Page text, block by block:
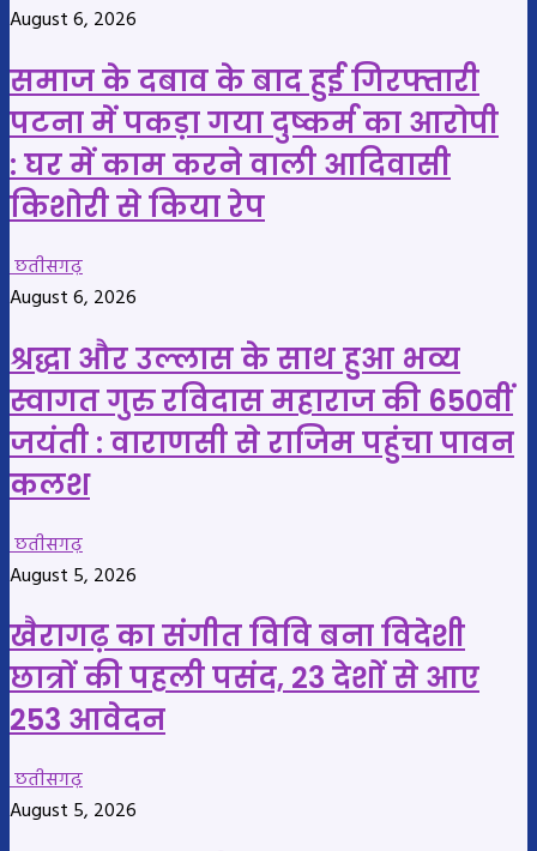
August 6, 2026
समाज के दबाव के बाद हुई गिरफ्तारी
पटना में पकड़ा गया दुष्कर्म का आरोपी
: घर में काम करने वाली आदिवासी
किशोरी से किया रेप
छतीसगढ़
August 6, 2026
श्रद्धा और उल्लास के साथ हुआ भव्य
स्वागत गुरु रविदास महाराज की 650वीं
जयंती : वाराणसी से राजिम पहुंचा पावन
कलश
छतीसगढ़
August 5, 2026
खैरागढ़ का संगीत विवि बना विदेशी
छात्रों की पहली पसंद, 23 देशों से आए
253 आवेदन
छतीसगढ़
August 5, 2026